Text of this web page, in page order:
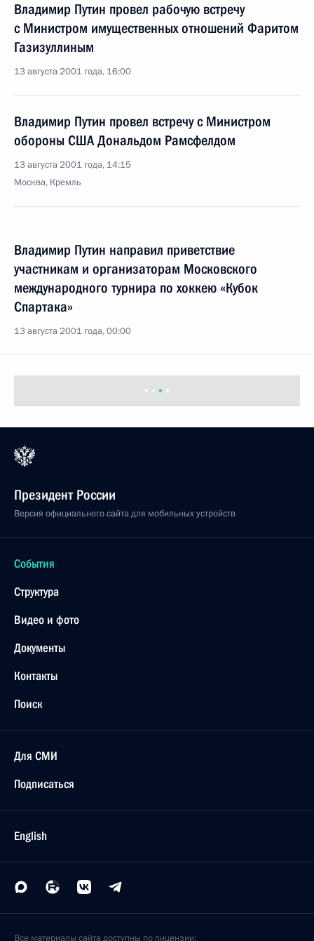
Владимир Путин провел рабочую встречу
с Министром имущественных отношений Фаритом
Газизуллиным
13 августа 2001 года, 16:00
Владимир Путин провел встречу с Министром
обороны США Дональдом Рамсфелдом
13 августа 2001 года, 14:15
Москва, Кремль
Владимир Путин направил приветствие
участникам и организаторам Московского
международного турнира по хоккею «Кубок
Спартака»
13 августа 2001 года, 00:00
Президент России
Версия официального сайта для мобильных устройств
События
Структура
Видео и фото
Документы
Контакты
Поиск
Для СМИ
Подписаться
English
Все материалы сайта доступны по лицензии: